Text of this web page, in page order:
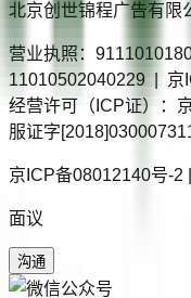
北京创世锦程广告有
营业执照：
11010502040229 | 京
经营许可（ICP证）：
服证字
京ICP备08012140号-2
面议
沟通